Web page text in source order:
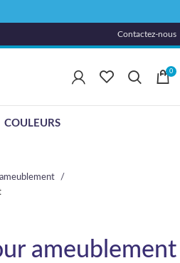
Contactez-nous
0
COULEURS
ameublement